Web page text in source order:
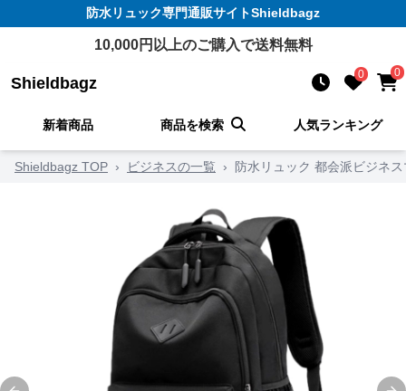
防水リュック専門通販サイトShieldbagz
10,000円以上のご購入で送料無料
Shieldbagz 0 0
新着商品 商品を検索 人気ランキング
Shieldbagz TOP › ビジネスの一覧 › 防水リュック 都会派ビジネ